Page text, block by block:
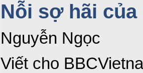
Nỗi sợ hãi của
Nguyễn Ngọc
Viết cho